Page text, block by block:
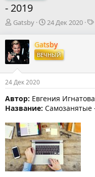
- 2019
А
т
о
р
м
ы
Gatsby
Д
т
а
н
а
л
а
24 Дек 2020
Gatsby
ВЕЧНЫЙ
24 Дек 2020
Автор: Евгения Игнатова
Название: Самозанятые